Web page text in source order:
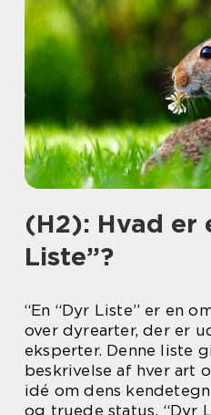
(H2): Hvad er
Liste”?
“En “Dyr Liste” er en
over dyrearter, der er
eksperter. Denne liste
beskrivelse af hver art
idé om dens
og truede status. “Dyr